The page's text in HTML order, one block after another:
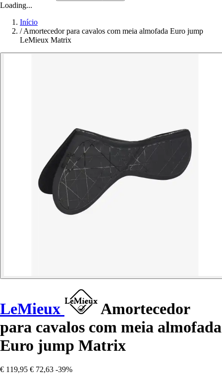
Loading...
Início
/ Amortecedor para cavalos com meia almofada Euro jump
LeMieux Matrix
LeMieux
Amortecedor
para cavalos com meia almofada
Euro jump Matrix
€ 119,95 € 72,63 -39%